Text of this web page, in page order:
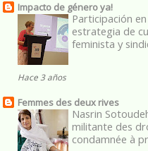
Impacto de género ya!
Participación
estrategia de
feminista y
Hace 3 años
Femmes des deux rives
Nasrin
militante des
condamnée à